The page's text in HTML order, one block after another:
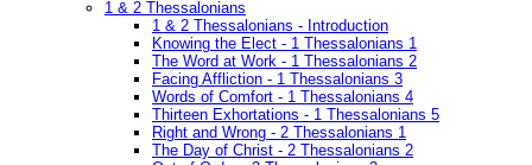
1 & 2 Thessalonians
1 & 2 Thessalonians - Introduction
Knowing the Elect - 1 Thessalonians 1
The Word at Work - 1 Thessalonians 2
Facing Affliction - 1 Thessalonians 3
Words of Comfort - 1 Thessalonians 4
Thirteen Exhortations - 1 Thessalonians 5
Right and Wrong - 2 Thessalonians 1
The Day of Christ - 2 Thessalonians 2